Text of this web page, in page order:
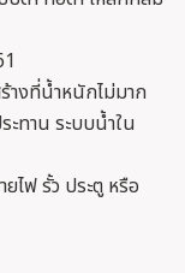
างที่น้ำหนักไม่มาก
ทาน ระบบน้ำใน
ยไฟ รั้ว ประตู หรือ